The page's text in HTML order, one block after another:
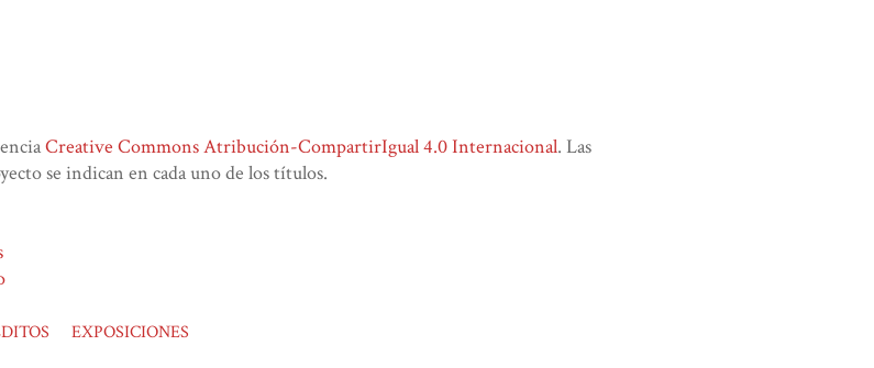
Creative Commons Atribución-CompartirIgual 4.0 Internacional. Las
se indican en cada uno de los títulos.
EXPOSICIONES